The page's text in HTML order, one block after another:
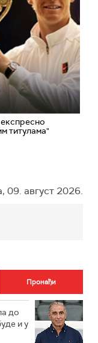
титулама"
09. август 2026.
до
и у